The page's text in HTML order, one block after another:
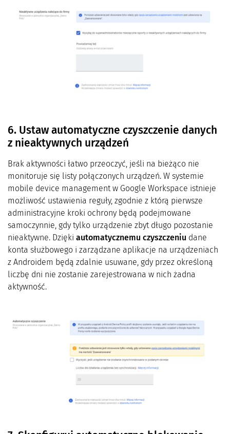
6. Ustaw automatyczne czyszczenie danych
z nieaktywnych urządzeń
Brak aktywności łatwo przeoczyć, jeśli na bieżąco nie
monitoruje się listy połączonych urządzeń. W systemie
mobile device management w Google Workspace istnieje
możliwość ustawienia reguły, zgodnie z którą pierwsze
administracyjne kroki ochrony będą podejmowane
samoczynnie, gdy tylko urządzenie zbyt długo pozostanie
nieaktywne. Dzięki automatycznemu czyszczeniu dane
konta służbowego i zarządzane aplikacje na urządzeniach
z Androidem będą zdalnie usuwane, gdy przez określoną
liczbę dni nie zostanie zarejestrowana w nich żadna
aktywność.